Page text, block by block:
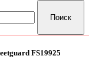
FS19925